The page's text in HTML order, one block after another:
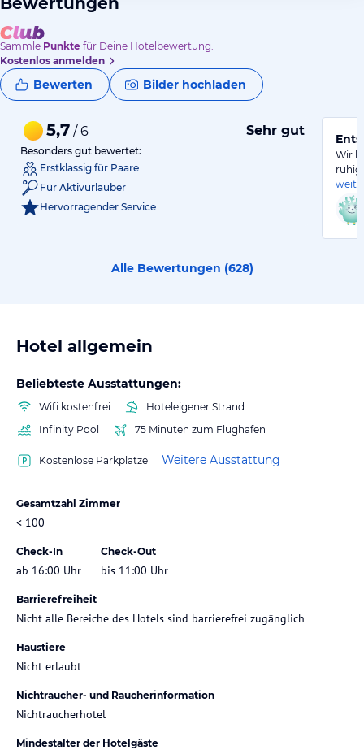
Sammle Punkte für Deine Hotelbewertung.
Kostenlos anmelden
Bewerten Bilder hochladen
5,7 / 6 Sehr gut
Besonders gut bewertet:
Erstklassig für Paare
Für Aktivurlauber
Hervorragender Service
Wir
Alle Bewertungen (628)
Hotel allgemein
Beliebteste Ausstattungen:
Wifi kostenfrei
Hoteleigener Strand
Infinity Pool
75 Minuten zum Flughafen
Kostenlose Parkplätze Weitere Ausstattung
Gesamtzahl Zimmer
< 100
Check-In
ab 16:00 Uhr
Check-Out
bis 11:00 Uhr
Barrierefreiheit
Nicht alle Bereiche des Hotels sind barrierefrei zugänglich
Haustiere
Nicht erlaubt
Nichtraucher- und Raucherinformation
Nichtraucherhotel
Mindestalter der Hotelgäste